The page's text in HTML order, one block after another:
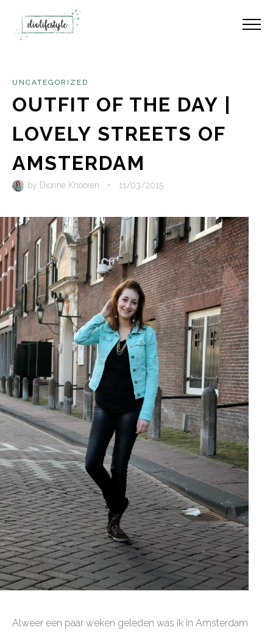
UNCATEGORIZED
OUTFIT OF THE DAY |
LOVELY STREETS OF
AMSTERDAM
by Dionne Knooren • 11/03/2015
Alweer een paar weken geleden was ik in Amsterdam